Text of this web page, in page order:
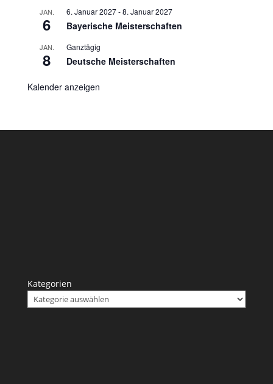
JAN.
6
6. Januar 2027-8. Januar 2027
Bayerische Meisterschaften
JAN.
8
Ganztägig
Deutsche Meisterschaften
Kalender anzeigen
Kategorien